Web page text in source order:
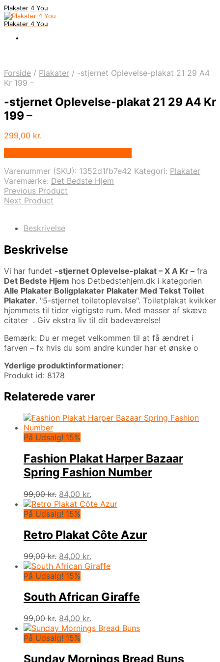
Plakater 4 You
Plakater 4 You
Forside / Plakater / -stjernet Oplevelse-plakat 21 29 A4
Kr 199 –
-stjernet Oplevelse-plakat 21 29 A4 Kr
199 –
299,00 kr.
Varenummer (SKU): 1352d1fb7e42 Kategori: Plakater
Varemærke: Det Bedste Hjem
Previous Product
Next Product
Beskrivelse
Beskrivelse
Vi har fundet -stjernet Oplevelse-plakat – X A Kr – fra
Det Bedste Hjem hos Detbedstehjem.dk i kategorien
Alle Plakater Boligplakater Plakater Med Tekst Toilet
Plakater. "5-stjernet toiletoplevelse". Toiletplakat kvikker
hjemmets til tider vigtigste rum. Med masser af skæve
citater . Giv ekstra liv til dit badeværelse!
Bemærk: Du er meget velkommen til at få ændret i
farven – fx hvis du som andre kunder har et ønske o
Yderlige produktinformationer:
Produkt id: 8178
Relaterede varer
På Udsalg! 15%
Fashion Plakat Harper Bazaar
Spring Fashion Number
99,00kr. Den
oprindelige
pris
99,00 kr..
84,00 kr.
aktuelle
84,00 kr..
På Udsalg! 15%
Retro Plakat Côte Azur
99,00kr. Den
oprindelige
pris
99,00 kr..
84,00 kr.
aktuelle
84,00 kr..
På Udsalg! 15%
South African Giraffe
99,00kr. Den
oprindelige
pris
99,00 kr..
84,00 kr.
aktuelle
84,00 kr..
På Udsalg! 15%
Sunday Mornings Bread Buns